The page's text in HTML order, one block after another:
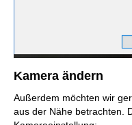
Kamera ändern
Außerdem möchten wir
aus der Nähe betrachten.